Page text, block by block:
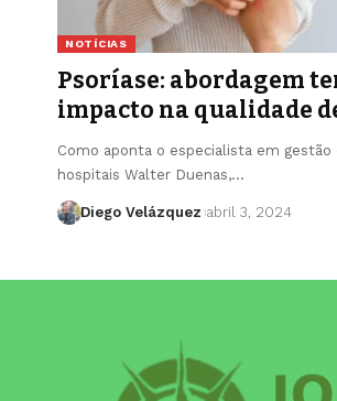
NOTÍCIAS
Psoríase: abordagem
impacto na qualidade
Como aponta o especialista em gestão
hospitais Walter Duenas,…
Diego Velázquez abril 3, 2024